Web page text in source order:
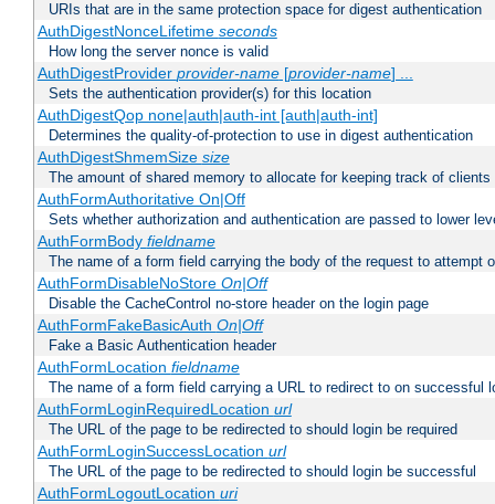
URIs that are in the same protection space for digest authentication
AuthDigestNonceLifetime seconds
How long the server nonce is valid
AuthDigestProvider provider-name[provider-name] ...
Sets the authentication provider(s) for this location
AuthDigestQop none|auth|auth-int [auth|auth-int]
Determines the quality-of-protection to use in digest authentication
AuthDigestShmemSize size
The amount of shared memory to allocate for keeping track of clients
AuthFormAuthoritative On|Off
Sets whether authorization and authentication are passed to lower
AuthFormBody fieldname
The name of a form field carrying the body of the request to attempt
AuthFormDisableNoStore On|Off
Disable the CacheControl no-store header on the login page
AuthFormFakeBasicAuth On|Off
Fake a Basic Authentication header
AuthFormLocation fieldname
The name of a form field carrying a URL to redirect to on successful
AuthFormLoginRequiredLocation url
The URL of the page to be redirected to should login be required
AuthFormLoginSuccessLocation url
The URL of the page to be redirected to should login be successful
AuthFormLogoutLocation uri